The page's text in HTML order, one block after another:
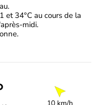
et 34°C au cours de la
midi.